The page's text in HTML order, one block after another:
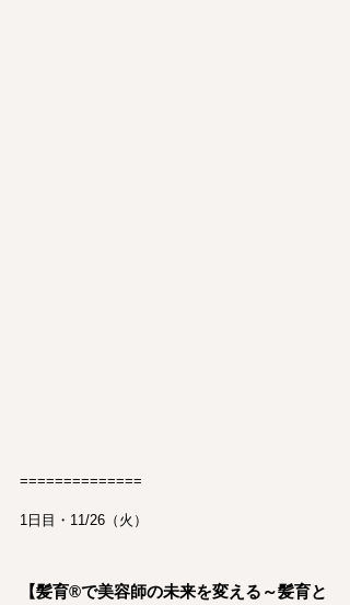
==============
1日目・11/26（火）
【髪育®︎で美容師の未来を変える～髪育と